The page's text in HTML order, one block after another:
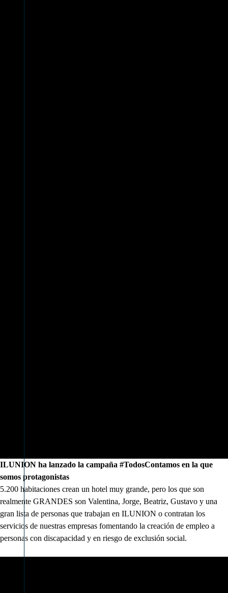
ILUNION ha lanzado la campaña #TodosContamos en la que
somos protagonistas
5.200 habitaciones crean un hotel muy grande, pero los que son
realmente GRANDES son Valentina, Jorge, Beatriz, Gustavo y una
gran lista de personas que trabajan en ILUNION o contratan los
servicios de nuestras empresas fomentando la creación de empleo a
personas con discapacidad y en riesgo de exclusión social.